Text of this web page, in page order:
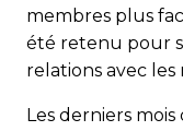
membres plus
été retenu pour
relations avec les
Les derniers